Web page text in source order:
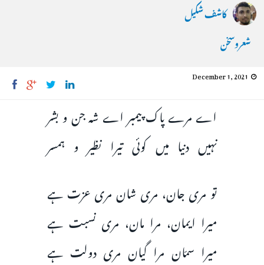
کاشف شکیل
شعروسخن
December 1, 2021
اے مرے پاک‌ پیمبر اے شہ جن و بشر
نہیں دنیا میں کوئی تیرا نظیر و ہمسر
تو مری جان، مری شان مری عزت ہے
میرا ایمان، مرا مان، مری نسبت ہے
میرا سمّان مرا گیان مری دولت ہے